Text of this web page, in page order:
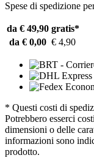
Spese di spedizione
da € 49,90 gratis*
da € 0,00 € 4,90
* Questi costi di
Potrebbero esserci
dimensioni o delle
informazioni sono
prodotto.